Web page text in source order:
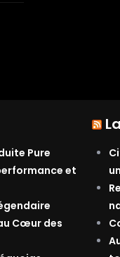
Pure
et
Cœur des